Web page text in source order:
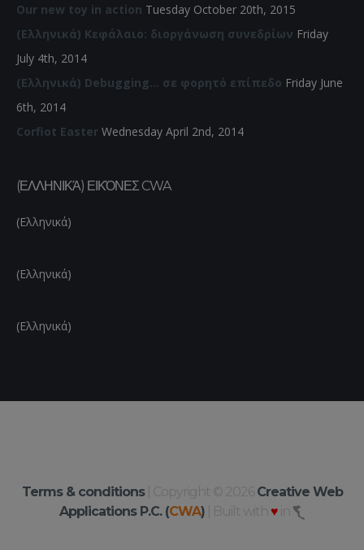
Our new toy in action Tuesday October 20th, 2015
(Ελληνικά) Κεφάλαιο: διοργάνωση συνεδρίων Friday
July 4th, 2014
(Ελληνικά) Debugging… σε φορητό επίπεδο Friday June
6th, 2014
Corfiot Easter Wednesday April 2nd, 2014
(ΕΛΛΗΝΙΚΆ) ΕΙΚΌΝΕΣ CWA
(Ελληνικά)
(Ελληνικά)
(Ελληνικά)
Terms & conditions| Copyright © 2026 Creative Web
Applications P.C. (CWA) ♥